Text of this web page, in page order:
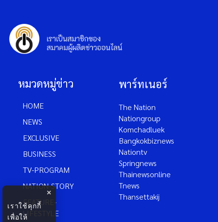
หมวดหมู่ข่าว
HOME
NEWS
EXCLUSIVE
BUSINESS
TV-PROGRAM
NATION-STORY
FEATURE-
LIFESTYLE
พาร์ทเนอร์
The Nation
Nationgroup
Komchadluek
Bangkokbiznews
Nationtv
Springnews
Thainewsonline
Tnews
Thansettakij
×
เราใช้คุกกี้
เพื่อให้